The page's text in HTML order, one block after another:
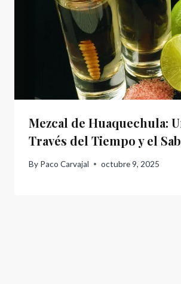
Mezcal de Huaquechula:
Través del Tiempo y el
By Paco Carvajal octubre 9, 2025